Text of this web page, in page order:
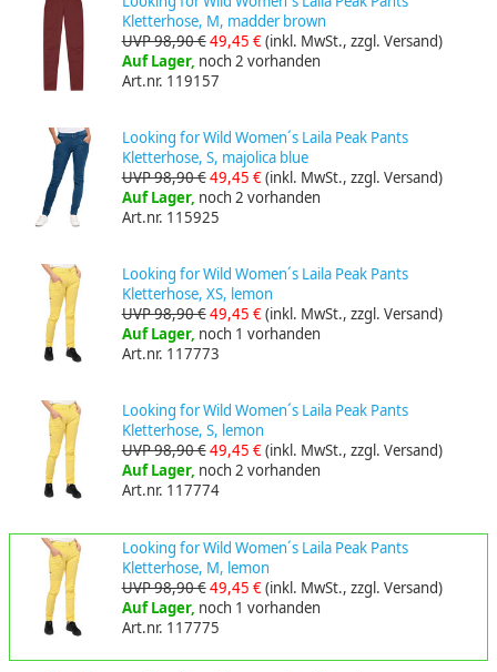
Kletterhose, M, madder brown
UVP 98,90 €49,45 €(inkl. MwSt., zzgl. Versand)
Auf Lager, noch 2 vorhanden
Art.nr. 119157
Looking for Wild Women´s Laila Peak Pants
Kletterhose, S, majolica blue
UVP 98,90 €49,45 €(inkl. MwSt., zzgl. Versand)
Auf Lager, noch 2 vorhanden
Art.nr. 115925
Looking for Wild Women´s Laila Peak Pants
Kletterhose, XS, lemon
UVP 98,90 €49,45 €(inkl. MwSt., zzgl. Versand)
Auf Lager, noch 1 vorhanden
Art.nr. 117773
Looking for Wild Women´s Laila Peak Pants
Kletterhose, S, lemon
UVP 98,90 €49,45 €(inkl. MwSt., zzgl. Versand)
Auf Lager, noch 2 vorhanden
Art.nr. 117774
Looking for Wild Women´s Laila Peak Pants
Kletterhose, M, lemon
UVP 98,90 €49,45 €(inkl. MwSt., zzgl. Versand)
Auf Lager, noch 1 vorhanden
Art.nr. 117775